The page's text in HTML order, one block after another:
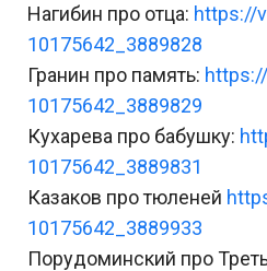
Нагибин про отца: https://
10175642_3889828
Гранин про память:
10175642_3889829
Кухарева про бабушку:
10175642_3889831
Казаков про тюленей
10175642_3889933
Порудоминский про